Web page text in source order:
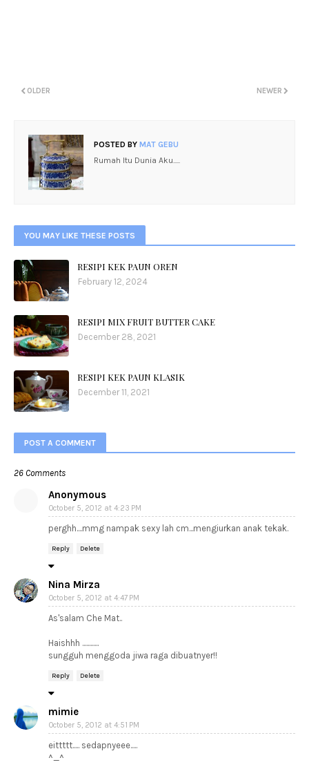
NEWER
OLDER
POSTED BY MAT GEBU
Rumah Itu Dunia Aku.....
YOU MAY LIKE THESE POSTS
RESIPI KEK PAUN OREN
February 12, 2024
RESIPI MIX FRUIT BUTTER CAKE
December 28, 2021
RESIPI KEK PAUN KLASIK
December 11, 2021
POST A COMMENT
26 Comments
Anonymous
October 5, 2012 at 4:23 PM
perghh....mmg nampak sexy lah cm...mengiurkan anak tekak.
Reply Delete
Nina Mirza
October 5, 2012 at 4:47 PM
As'salam Che Mat..
Haishhh ............
sungguh menggoda jiwa raga dibuatnyer!!
Reply Delete
mimie
October 5, 2012 at 4:51 PM
eittttt..... sedapnyeee.....
^_^